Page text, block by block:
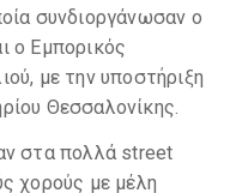
συνδιοργάνωσαν ο
ο Εμπορικός
με την υποστήριξη
Θεσσαλονίκης.
στα πολλά street
χορούς με μέλη